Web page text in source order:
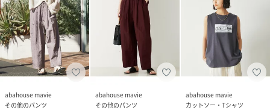
abahouse mavie
その他のパンツ
abahouse mavie
その他のパンツ
abahouse mavie
カットソー・Tシャツ